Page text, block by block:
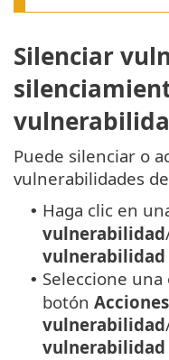
Silenciar
Puede silenciar o
vulnerabilidades
• Haga clic en
vulnerabilidad
vulnerabilidad
• Seleccione una
botón Acciones
vulnerabilidad
vulnerabilidad